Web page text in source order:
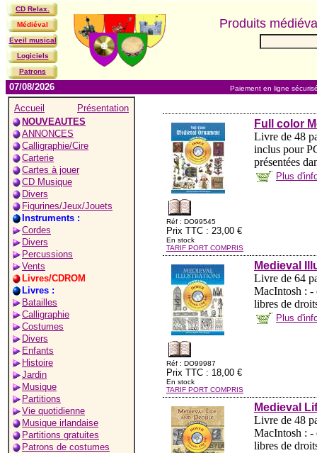
CD Relax.
Médiéval
Eveil musical
Logiciels
Patrons
Produits
07/08/2026 Paiement en ligne
Accueil
Présentation
NOUVEAUTES
ANNONCES
Calligraphie/Cire
Carterie
Cartes à jouer
CD Musique
Divers
Figurines/Jeux/Jouets
Instruments :
Cordes
Divers
Percussions
Vents
Livres/CDROM
Livres :
Batailles
Calligraphie
Costumes
Divers
Enfants
Histoire
Jardin
Musique
Partitions
Vie quotidienne
Musique irlandaise
Partitions gratuites
Patrons de costumes
Réf : DO99545
Prix TTC : 23,00 €
En stock
TARIF PORT COMPRIS
Full color
Livre de 48
inclus pour
présentées
Plus
Réf : DO99987
Prix TTC : 18,00 €
En stock
TARIF PORT COMPRIS
Medieval
Livre de 64
MacIntosh : -
libres de
Plus
Medieval
Livre de 48
MacIntosh : -
libres de